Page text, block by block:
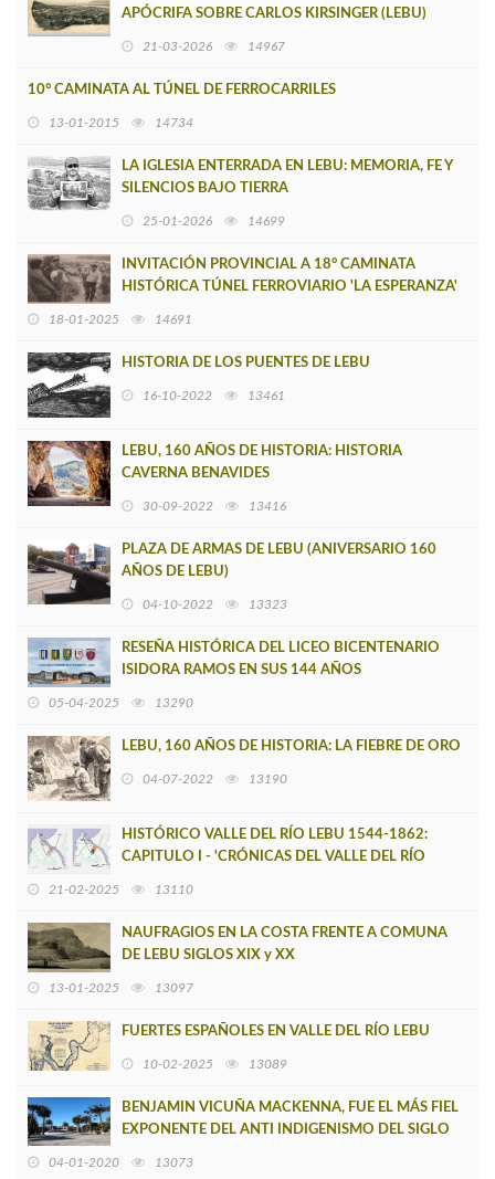
APÓCRIFA SOBRE CARLOS KIRSINGER (LEBU)
21-03-2026 14967
10° CAMINATA AL TÚNEL DE FERROCARRILES
13-01-2015 14734
LA IGLESIA ENTERRADA EN LEBU: MEMORIA, FE Y
SILENCIOS BAJO TIERRA
25-01-2026 14699
INVITACIÓN PROVINCIAL A 18° CAMINATA
HISTÓRICA TÚNEL FERROVIARIO 'LA ESPERANZA'
18-01-2025 14691
HISTORIA DE LOS PUENTES DE LEBU
16-10-2022 13461
LEBU, 160 AÑOS DE HISTORIA: HISTORIA
CAVERNA BENAVIDES
30-09-2022 13416
PLAZA DE ARMAS DE LEBU (ANIVERSARIO 160
AÑOS DE LEBU)
04-10-2022 13323
RESEÑA HISTÓRICA DEL LICEO BICENTENARIO
ISIDORA RAMOS EN SUS 144 AÑOS
05-04-2025 13290
LEBU, 160 AÑOS DE HISTORIA: LA FIEBRE DE ORO
04-07-2022 13190
HISTÓRICO VALLE DEL RÍO LEBU 1544-1862:
CAPITULO I - 'CRÓNICAS DEL VALLE DEL RÍO
21-02-2025 13110
NAUFRAGIOS EN LA COSTA FRENTE A COMUNA
DE LEBU SIGLOS XIX y XX
13-01-2025 13097
FUERTES ESPAÑOLES EN VALLE DEL RÍO LEBU
10-02-2025 13089
BENJAMIN VICUÑA MACKENNA, FUE EL MÁS FIEL
EXPONENTE DEL ANTI INDIGENISMO DEL SIGLO
04-01-2020 13073